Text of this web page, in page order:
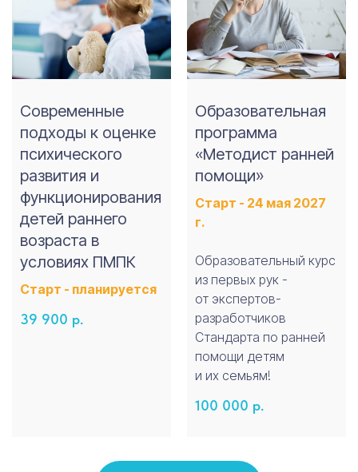
Современные
подходы к оценке
психического
развития и
функционирования
детей раннего
возраста в
условиях ПМПК
Старт - планируется
39 900 р.
Образовательная
программа
«Методист ранней
помощи»
Старт - 24 мая 2027
г.
Образовательный курс
из первых рук -
от экспертов-
разработчиков
Стандарта по ранней
помощи детям
и их семьям!
100 000 р.
Контакты
iravonline@yandex.ru
+7 911 230 78 37